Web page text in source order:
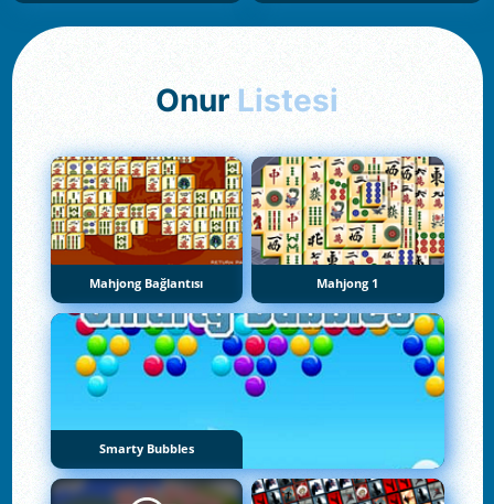
Onur Listesi
Mahjong Bağlantısı Mahjong 1
Smarty Bubbles